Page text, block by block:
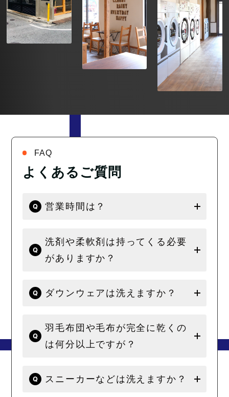
FAQ
よくあるご質問
営業時間は？
洗剤や柔軟剤は持ってくる必要
がありますか？
ダウンウェアは洗えますか？
羽毛布団や毛布が完全に乾くの
は何分以上ですが？
スニーカーなどは洗えますか？